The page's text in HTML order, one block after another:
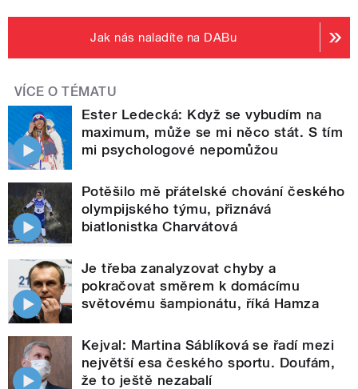
Jak nás naladíte na DABu
VÍCE O TÉMATU
Ester Ledecká: Když se vybudím na
maximum, může se mi něco stát. S tím
mi psychologové nepomůžou
Potěšilo mě přátelské chování českého
olympijského týmu, přiznává
biatlonistka Charvátová
Je třeba zanalyzovat chyby a
pokračovat směrem k domácímu
světovému šampionátu, říká Hamza
Kejval: Martina Sáblíková se řadí mezi
největší esa českého sportu. Doufám,
že to ještě nezabalí